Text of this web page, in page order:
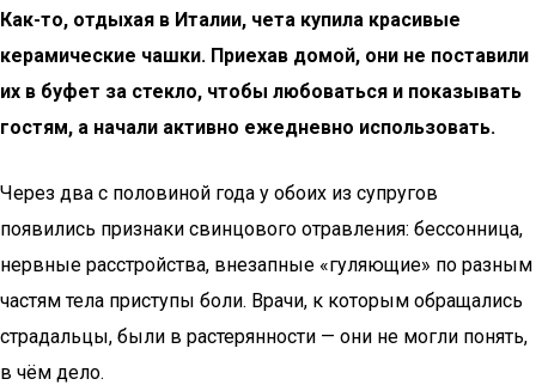
Как-то, отдыхая в Италии, чета купила красивые
керамические чашки. Приехав домой, они не поставили
их в буфет за стекло, чтобы любоваться и показывать
гостям, а начали активно ежедневно использовать.
Через два с половиной года у обоих из супругов
появились признаки свинцового отравления: бессонница,
нервные расстройства, внезапные «гуляющие» по разным
частям тела приступы боли. Врачи, к которым обращались
страдальцы, были в растерянности — они не могли понять,
в чём дело.